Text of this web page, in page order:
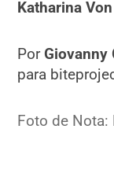
Katharina
Por Giovanny
para
Foto de Nota: